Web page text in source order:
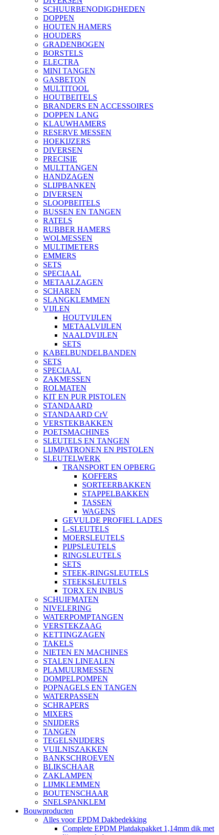
SCHUURBENODIGDHEDEN
DOPPEN
HOUTEN HAMERS
HOUDERS
GRADENBOGEN
BORSTELS
ELECTRA
MINI TANGEN
GASBETON
MULTITOOL
HOUTBEITELS
BRANDERS EN ACCESSOIRES
DOPPEN LANG
KLAUWHAMERS
RESERVE MESSEN
HOEKIJZERS
DIVERSEN
PRECISIE
MULTTANGEN
HANDZAGEN
SLIJPBANKEN
DIVERSEN
SLOOPBEITELS
BUSSEN EN TANGEN
RATELS
RUBBER HAMERS
WOLMESSEN
MULTIMETERS
EMMERS
SETS
SPECIAAL
METAALZAGEN
SCHAREN
SLANGKLEMMEN
VIJLEN
HOUTVIJLEN
METAALVIJLEN
NAALDVIJLEN
SETS
KABELBUNDELBANDEN
SETS
SPECIAAL
ZAKMESSEN
ROLMATEN
KIT EN PUR PISTOLEN
STANDAARD
STANDAARD CrV
VERSTEKBAKKEN
POETSMACHINES
SLEUTELS EN TANGEN
LIJMPATRONEN EN PISTOLEN
SLEUTELWERK
TRANSPORT EN OPBERG
KOFFERS
SORTEERBAKKEN
STAPPELBAKKEN
TASSEN
WAGENS
GEVULDE PROFIEL LADES
L-SLEUTELS
MOERSLEUTELS
PIJPSLEUTELS
RINGSLEUTELS
SETS
STEEK-RINGSLEUTELS
STEEKSLEUTELS
TORX EN INBUS
SCHUIFMATEN
NIVELERING
WATERPOMPTANGEN
VERSTEKZAAG
KETTINGZAGEN
TAKELS
NIETEN EN MACHINES
STALEN LINEALEN
PLAMUURMESSEN
DOMPELPOMPEN
POPNAGELS EN TANGEN
WATERPASSEN
SCHRAPERS
MIXERS
SNIJDERS
TANGEN
TEGELSNIJDERS
VUILNISZAKKEN
BANKSCHROEVEN
BLIKSCHAAR
ZAKLAMPEN
LIJMKLEMMEN
BOUTENSCHAAR
SNELSPANKLEM
Bouwproducten
Alles voor EPDM Dakbedekking
Complete EPDM Platdakpakket 1,14mm dik met